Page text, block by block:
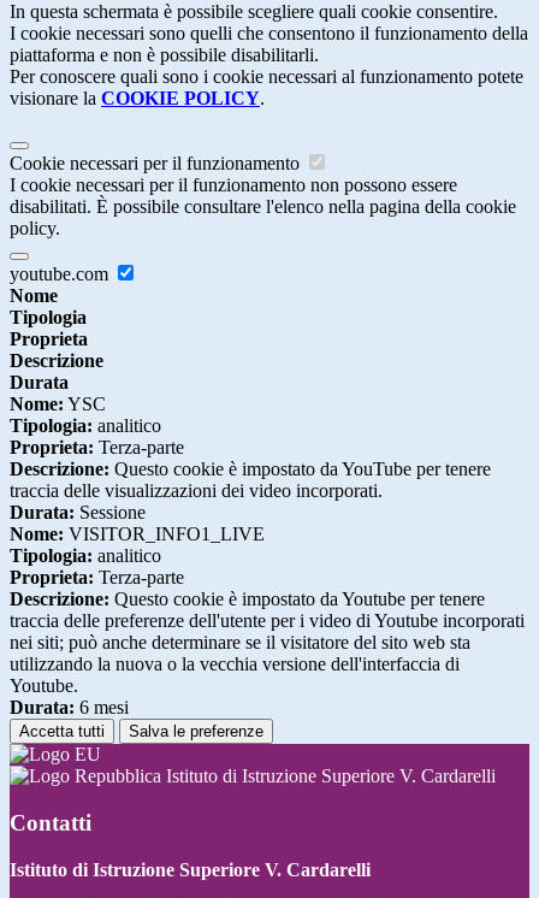
In questa schermata è possibile scegliere quali cookie consentire.
I cookie necessari sono quelli che consentono il funzionamento della
piattaforma e non è possibile disabilitarli.
Per conoscere quali sono i cookie necessari al funzionamento potete
visionare la COOKIE POLICY.
Cookie necessari per il funzionamento
I cookie necessari per il funzionamento non possono essere
disabilitati. È possibile consultare l'elenco nella pagina della cookie
policy.
youtube.com
Nome
Tipologia
Proprieta
Descrizione
Durata
Nome: YSC
Tipologia: analitico
Proprieta: Terza-parte
Descrizione: Questo cookie è impostato da YouTube per tenere
traccia delle visualizzazioni dei video incorporati.
Durata: Sessione
Nome: VISITOR_INFO1_LIVE
Tipologia: analitico
Proprieta: Terza-parte
Descrizione: Questo cookie è impostato da Youtube per tenere
traccia delle preferenze dell'utente per i video di Youtube incorporati
nei siti; può anche determinare se il visitatore del sito web sta
utilizzando la nuova o la vecchia versione dell'interfaccia di
Youtube.
Durata: 6 mesi
Accetta tutti Salva le preferenze
Istituto di Istruzione Superiore V. Cardarelli
Contatti
Istituto di Istruzione Superiore V. Cardarelli